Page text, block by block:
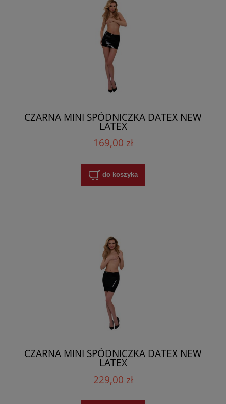
CZARNA MINI SPÓDNICZKA DATEX NEW
LATEX
169,00 zł
do koszyka
CZARNA MINI SPÓDNICZKA DATEX NEW
LATEX
229,00 zł